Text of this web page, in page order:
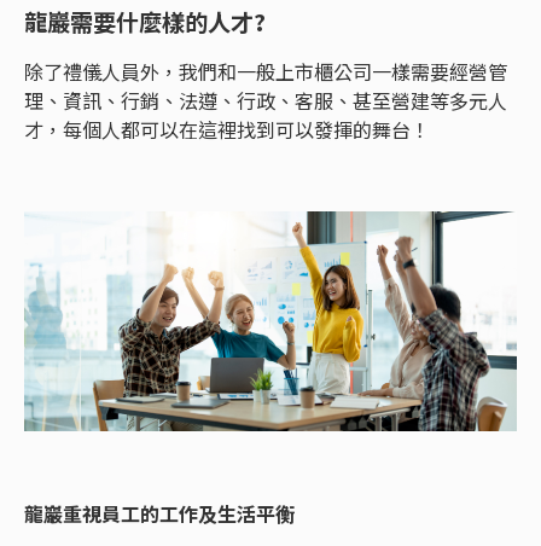
龍巖需要什麼樣的人才?
除了禮儀人員外，我們和一般上市櫃公司一樣需要經營管
理、資訊、行銷、法遵、行政、客服、甚至營建等多元人
才，每個人都可以在這裡找到可以發揮的舞台！
龍巖重視員工的工作及生活平衡